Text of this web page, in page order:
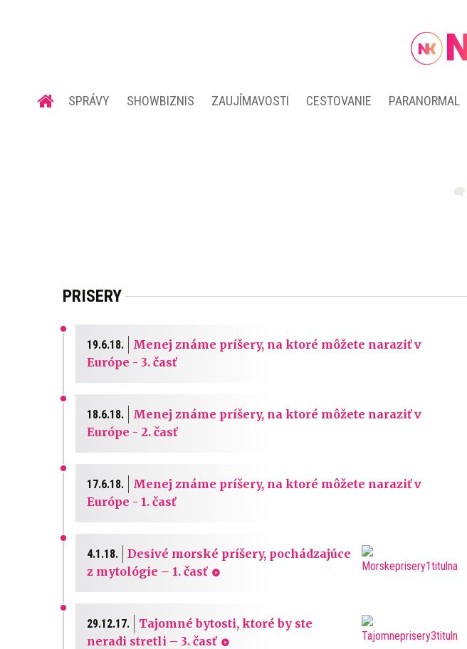
SPRÁVY SHOWBIZNIS ZAUJÍMAVOSTI CESTOVANIE PARANORMAL
PRISERY
19.6.18.
Menej známe príšery, na ktoré môžete naraziť v
Európe - 3. časť
18.6.18.
Menej známe príšery, na ktoré môžete naraziť v
Európe - 2. časť
17.6.18.
Menej známe príšery, na ktoré môžete naraziť v
Európe - 1. časť
4.1.18.
Desivé morské príšery, pochádzajúce
z mytológie – 1. časť
29.12.17.
Tajomné bytosti, ktoré by ste
neradi stretli – 3. časť